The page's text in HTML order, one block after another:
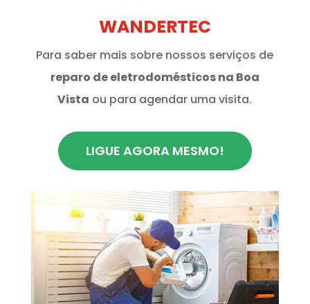
WANDERTEC
Para saber mais sobre nossos serviços de
reparo de eletrodomésticos na Boa
Vista ou para agendar uma visita.
LIGUE AGORA MESMO!